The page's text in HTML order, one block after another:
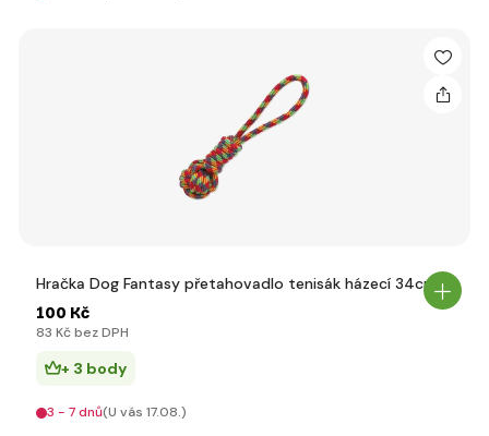
Hračka Dog Fantasy přetahovadlo tenisák házecí 34cm
100 Kč
83 Kč bez DPH
+ 3 body
3 - 7 dnů(U vás 17.08.)